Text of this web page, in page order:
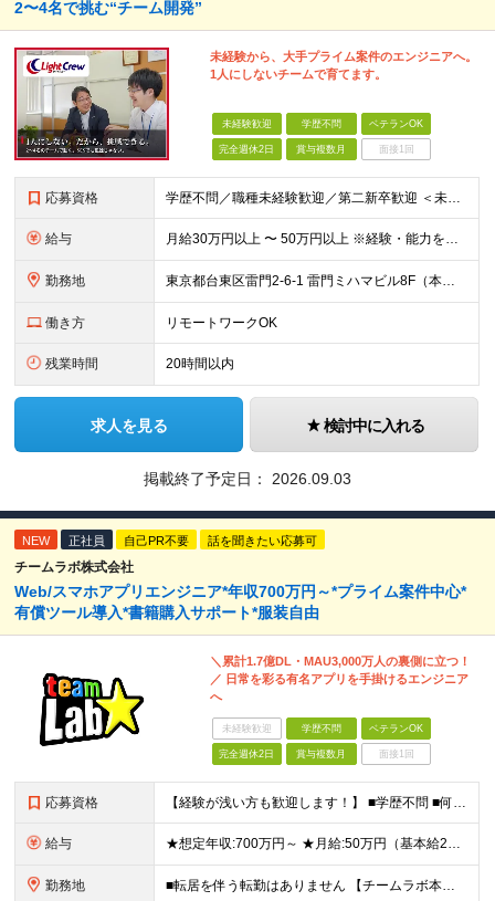
2〜4名で挑む“チーム開発”
未経験から、大手プライム案件のエンジニアへ。
1人にしないチームで育てます。
未経験歓迎 学歴不問 ベテランOK
完全週休2日 賞与複数月 面接1回
応募資格 学歴不問／職種未経験歓迎／第二新卒歓迎 ＜未経験・第二新卒の方＞ ・プログラミングの学習経験がある方（スクール／独学／専門学校いずれも可） ・モノづくりが好きで、自分で学び続けられる方 ※SE実務経
給与 月給30万円以上 〜 50万円以上 ※経験・能力を考慮のうえ、当社規定により優遇します。 ※年俸制（月給として支給）。 ※想定年収400万〜700万円。 【給与体系】 ・昇給：適宜（前年度実績：社員
勤務地 東京都台東区雷門2-6-1 雷門ミハマビル8F（本社） および東京23区内のプロジェクト先 ※常駐先（東京23区内）が変わることはありますが、転勤はありません。 ※社員の約7割が週2〜3日リモート勤
働き方 リモートワークOK
残業時間 20時間以内
求人を見る 検討中に入れる
掲載終了予定日： 2026.09.03
NEW 正社員 自己PR不要 話を聞きたい応募可
チームラボ株式会社
Web/スマホアプリエンジニア*年収700万円～*プライム案件中心*
有償ツール導入*書籍購入サポート*服装自由
＼累計1.7億DL・MAU3,000万人の裏側に立つ！
／ 日常を彩る有名アプリを手掛けるエンジニア
へ
未経験歓迎 学歴不問 ベテランOK
完全週休2日 賞与複数月 面接1回
応募資格 【経験が浅い方も歓迎します！】 ■学歴不問 ■何らかのプログラミング言語を用いた開発実務経験3年以上(言語不問) ＼こんな方に向いています／ ・有名アプリや数千万規模のサービス開発に携わりたい方 ・
給与 ★想定年収:700万円～ ★月給:50万円（基本給22万円〜＋諸手当21万円1250円～） ※上記に固定残業代（68,750円/月40時間分）を含む。超過分は別途支給 ※試用期間3ヵ月あり。期間中の
勤務地 ■転居を伴う転勤はありません 【チームラボ本社】 東京都千代田区神田小川町2-12 小川町進興ビル チームラボ本社他、会社が指定する場所 ※原則出社ですが、合理的な理由がある場合はリモート(在宅勤